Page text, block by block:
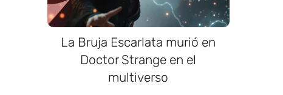
La Bruja Escarlata murió en
Doctor Strange en el
multiverso